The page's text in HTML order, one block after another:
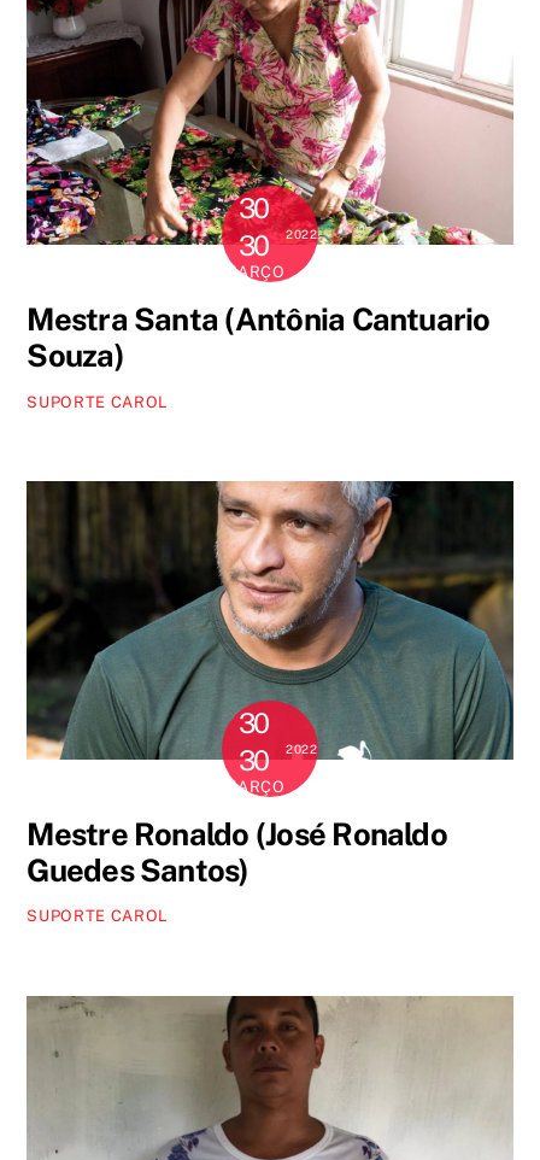
30
30
MARÇO
2022
Mestra Santa (Antônia Cantuario
Souza)
SUPORTE CAROL
30
30
MARÇO
2022
Mestre Ronaldo (José Ronaldo
Guedes Santos)
SUPORTE CAROL